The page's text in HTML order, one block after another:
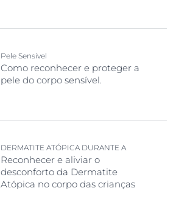
Pele Sensível
Como reconhecer e proteger a
pele do corpo sensível.
DERMATITE ATÓPICA DURANTE A
INFÂNCIA
Reconhecer e aliviar o
desconforto da Dermatite
Atópica no corpo das crianças